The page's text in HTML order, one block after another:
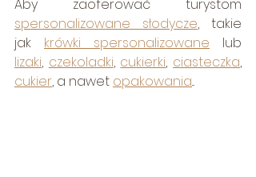
spersonalizowane słodycze, takie
jak krówki spersonalizowane
lizaki, czekoladki, cukierki, ciasteczka
cukier, a nawet opakowania...